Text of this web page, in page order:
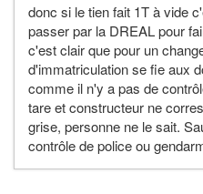
donc si le tien fait 1T à vide
passer par la DREAL pour
c'est clair que pour un
d'immatriculation se fie aux
comme il n'y a pas de
tare et constructeur ne
grise, personne ne le sait.
contrôle de police ou